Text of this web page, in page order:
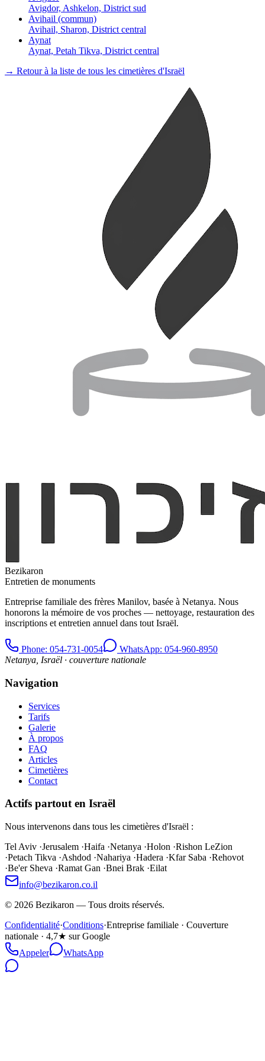
Avigdor, Ashkelon, District sud
Avihail (commun)
Avihail, Sharon, District central
Aynat
Aynat, Petah Tikva, District central
→ Retour à la liste de tous les cimetières d'Israël
Bezikaron
Entretien de monuments
Entreprise familiale des frères Manilov, basée à Netanya. Nous
honorons la mémoire de vos proches — nettoyage, restauration des
inscriptions et entretien annuel dans tout Israël.
Phone: 054-731-0054
WhatsApp: 054-960-8950
Netanya, Israël · couverture nationale
Navigation
Services
Tarifs
Galerie
À propos
FAQ
Articles
Cimetières
Contact
Actifs partout en Israël
Nous intervenons dans tous les cimetières d'Israël :
Tel Aviv ·Jerusalem ·Haifa ·Netanya ·Holon ·Rishon LeZion
·Petach Tikva ·Ashdod ·Nahariya ·Hadera ·Kfar Saba ·Rehovot
·Be'er Sheva ·Ramat Gan ·Bnei Brak ·Eilat
info@bezikaron.co.il
© 2026 Bezikaron — Tous droits réservés.
Confidentialité·Conditions·Entreprise familiale · Couverture
nationale · 4,7★ sur Google
Appeler
WhatsApp